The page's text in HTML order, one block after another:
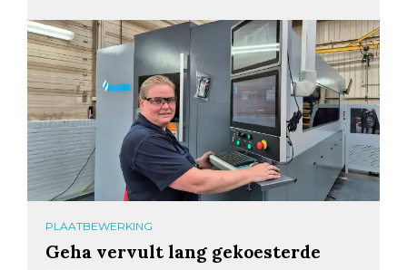
PLAATBEWERKING
Geha vervult lang gekoesterde